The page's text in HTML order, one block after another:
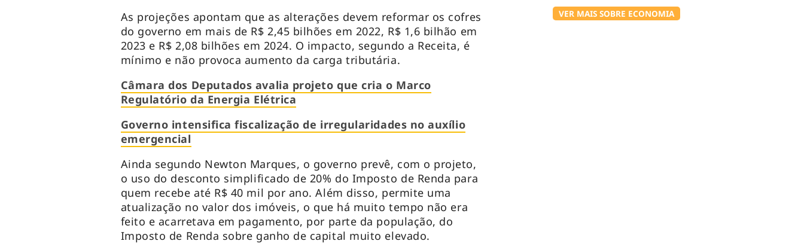
VER MAIS SOBRE ECONOMIA
As projeções apontam que as alterações devem reformar os cofres
do governo em mais de R$ 2,45 bilhões em 2022, R$ 1,6 bilhão em
2023 e R$ 2,08 bilhões em 2024. O impacto, segundo a Receita, é
mínimo e não provoca aumento da carga tributária.
Câmara dos Deputados avalia projeto que cria o Marco
Regulatório da Energia Elétrica
Governo intensifica fiscalização de irregularidades no auxílio
emergencial
Ainda segundo Newton Marques, o governo prevê, com o projeto,
o uso do desconto simplificado de 20% do Imposto de Renda para
quem recebe até R$ 40 mil por ano. Além disso, permite uma
atualização no valor dos imóveis, o que há muito tempo não era
feito e acarretava em pagamento, por parte da população, do
Imposto de Renda sobre ganho de capital muito elevado.